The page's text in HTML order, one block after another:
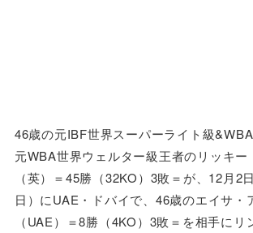
46歳の元IBF世界スーパーライト級&WBA
元WBA世界ウェルター級王者のリッキー
（英）＝45勝（32KO）3敗＝が、12月2
日）にUAE・ドバイで、46歳のエイサ・
（UAE）＝8勝（4KO）3敗＝を相手に